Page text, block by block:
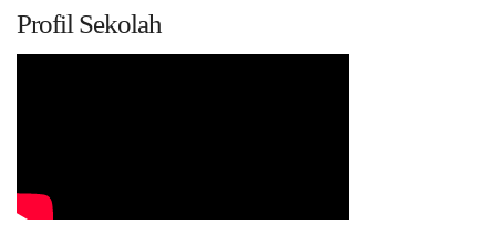
Profil Sekolah